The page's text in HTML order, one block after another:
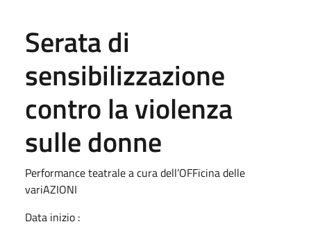
Serata di
sensibilizzazione
contro la violenza
sulle donne
Performance teatrale a cura dell’OFFicina delle
variAZIONI
Data inizio :